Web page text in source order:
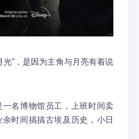
”，是因为主角与月亮有着说
名博物馆员工，上班时间卖
时间搞搞古埃及历史，小日